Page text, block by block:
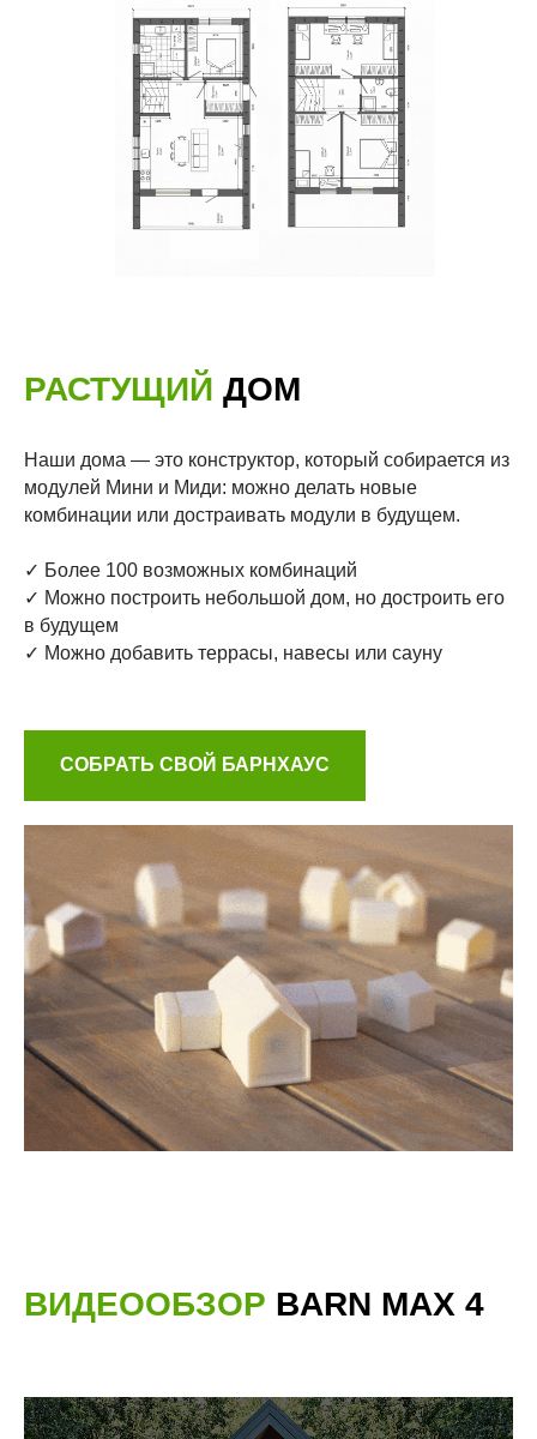
РАСТУЩИЙ ДОМ
Наши дома — это конструктор, который собирается из
модулей Мини и Миди: можно делать новые
комбинации или достраивать модули в будущем.
✓ Более 100 возможных комбинаций
✓ Можно построить небольшой дом, но достроить его
в будущем
✓ Можно добавить террасы, навесы или сауну
СОБРАТЬ СВОЙ БАРНХАУС
ВИДЕООБЗОР BARN MAX 4